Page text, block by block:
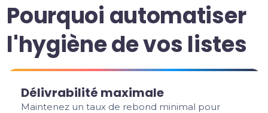
Pourquoi automatiser
l'hygiène de vos listes
Délivrabilité maximale
Maintenez un taux de rebond minimal pour